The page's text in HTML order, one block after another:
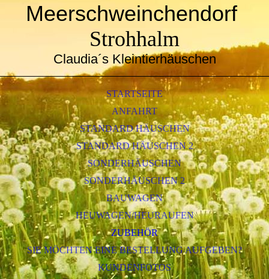
Meerschweinchendorf
Strohhalm
Claudia´s Kleintierhäuschen
STARTSEITE
ANFAHRT
STANDARD HÄUSCHEN
STANDARD HÄUSCHEN 2
SONDERHÄUSCHEN
SONDERHÄUSCHEN 2
BAUWAGEN
HEUWAGEN/HEURAUFEN
ZUBEHÖR
SIE MÖCHTEN EINE BESTELLUNG AUFGEBEN?
KUNDENFOTOS